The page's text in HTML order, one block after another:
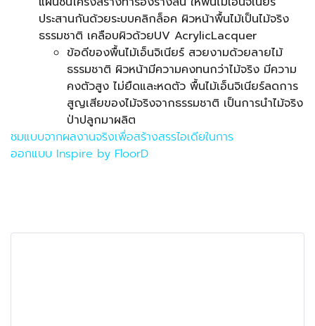
ประสานกันด้วยระบบคลิกล็อค ผิวหน้าพื้นไม้เป็นไม้จริง
ธรรมชาติ เคลือบผิวด้วยUV AcrylicLacquer
ข้อดีของพื้นไม้เอ็นจิเนียร์ สวยงามด้วยลายไม้
ธรรมชาติ ผิวหน้ามีความคงทนกว่าไม้จริง มีความ
คงตัวสูง ไม่ยืดและหดตัว พื้นไม้เอ็นจิเนียร์ลดการ
สูญเสียของไม้จริงจากธรรมชาติ เป็นการนำไม้จริง
ป่าปลูกมาผลิต
ชมแบบจากผลงานจริงเพื่อสร้างสรรไอเดียในการ
ออกแบบ Inspire by FloorD